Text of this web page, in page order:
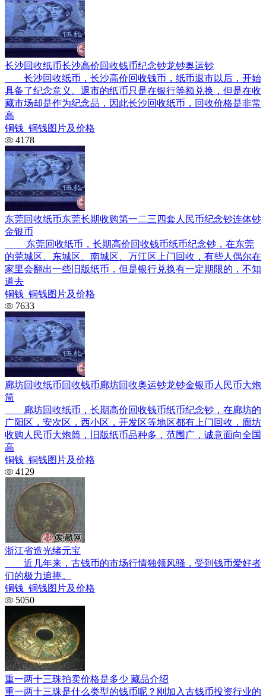
长沙回收纸币长沙高价回收钱币纪念钞龙钞奥运钞
长沙回收纸币，长沙高价回收钱币，纸币退市以后，开始
具备了纪念意义。退市的纸币只是在银行等额兑换，但是在收
藏市场却是作为纪念品，因此长沙回收纸币，回收价格是非常
高
铜钱_铜钱图片及价格
4178
东莞回收纸币东莞长期收购第一二三四套人民币纪念钞连体钞
金银币
东莞回收纸币，长期高价回收钱币纸币纪念钞，在东莞
的莞城区、东城区、南城区、万江区上门回收，有些人偶尔在
家里会翻出一些旧版纸币，但是银行兑换有一定期限的，不知
道去
铜钱_铜钱图片及价格
7633
廊坊回收纸币回收钱币廊坊回收奥运钞龙钞金银币人民币大炮
筒
廊坊回收纸币，长期高价回收钱币纸币纪念钞，在廊坊的
广阳区，安次区，西小区，开发区等地区都有上门回收，廊坊
收购人民币大炮筒，旧版纸币品种多，范围广，诚意面向全国
高
铜钱_铜钱图片及价格
4129
浙江省造光绪元宝
近几年来，古钱币的市场行情独领风骚，受到钱币爱好者
们的极力追捧。
铜钱_铜钱图片及价格
5050
重一两十三珠拍卖价格是多少 藏品介绍
重一两十三珠是什么类型的钱币呢？刚加入古钱币投资行业的